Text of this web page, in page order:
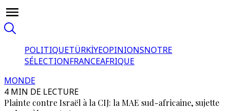
POLITIQUETÜRKİYEOPINIONSNOTRE
SÉLECTIONFRANCEAFRIQUE
MONDE
4 MIN DE LECTURE
Plainte contre Israël à la CIJ: la MAE sud-africaine, sujette